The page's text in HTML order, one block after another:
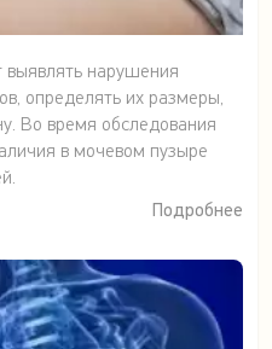
выявлять нарушения
определять их размеры,
Во время обследования
в мочевом пузыре
Подробнее